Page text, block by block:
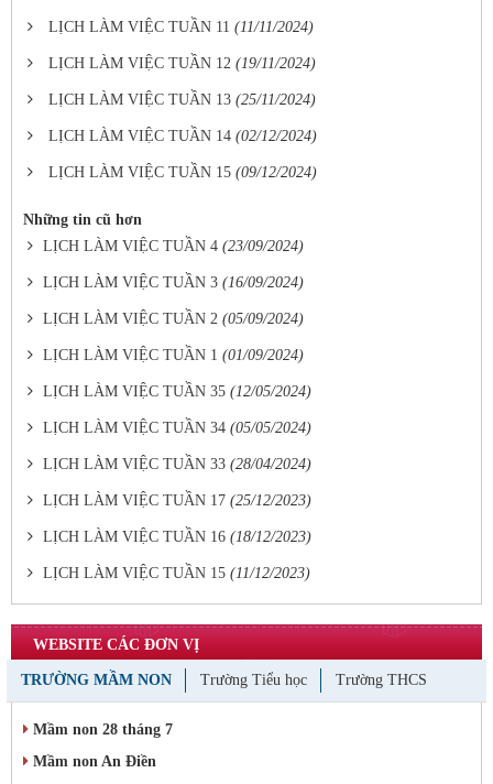
LỊCH LÀM VIỆC TUẦN 11 (11/11/2024)
LỊCH LÀM VIỆC TUẦN 12 (19/11/2024)
LỊCH LÀM VIỆC TUẦN 13 (25/11/2024)
LỊCH LÀM VIỆC TUẦN 14 (02/12/2024)
LỊCH LÀM VIỆC TUẦN 15 (09/12/2024)
Những tin cũ hơn
LỊCH LÀM VIỆC TUẦN 4 (23/09/2024)
LỊCH LÀM VIỆC TUẦN 3 (16/09/2024)
LỊCH LÀM VIỆC TUẦN 2 (05/09/2024)
LỊCH LÀM VIỆC TUẦN 1 (01/09/2024)
LỊCH LÀM VIỆC TUẦN 35 (12/05/2024)
LỊCH LÀM VIỆC TUẦN 34 (05/05/2024)
LỊCH LÀM VIỆC TUẦN 33 (28/04/2024)
LỊCH LÀM VIỆC TUẦN 17 (25/12/2023)
LỊCH LÀM VIỆC TUẦN 16 (18/12/2023)
LỊCH LÀM VIỆC TUẦN 15 (11/12/2023)
WEBSITE CÁC ĐƠN VỊ
TRƯỜNG MẦM NON Trường Tiểu học Trường THCS
Mầm non 28 tháng 7
Mầm non An Điền